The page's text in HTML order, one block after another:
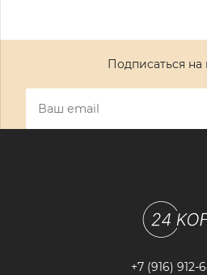
Подписаться на
+7 (916) 912-